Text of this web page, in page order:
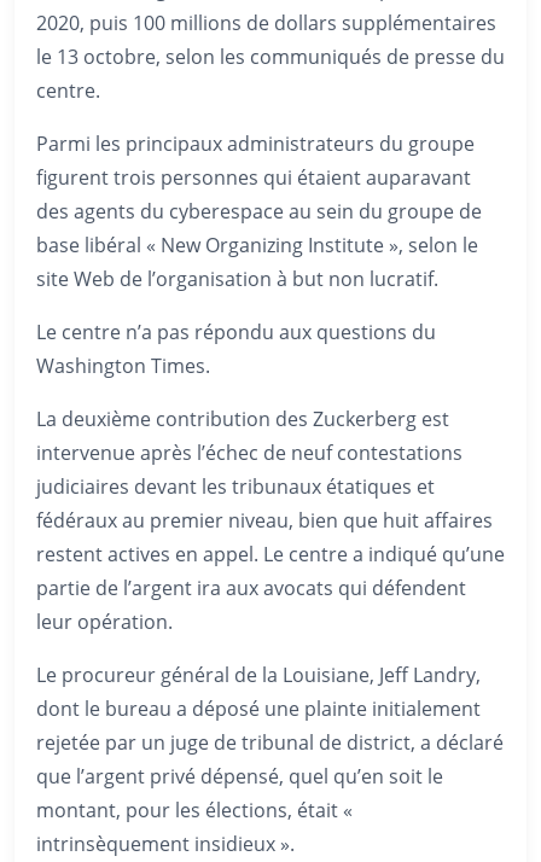
2020, puis 100 millions de dollars supplémentaires
le 13 octobre, selon les communiqués de presse du
centre.
Parmi les principaux administrateurs du groupe
figurent trois personnes qui étaient auparavant
des agents du cyberespace au sein du groupe de
base libéral « New Organizing Institute », selon le
site Web de l’organisation à but non lucratif.
Le centre n’a pas répondu aux questions du
Washington Times.
La deuxième contribution des Zuckerberg est
intervenue après l’échec de neuf contestations
judiciaires devant les tribunaux étatiques et
fédéraux au premier niveau, bien que huit affaires
restent actives en appel. Le centre a indiqué qu’une
partie de l’argent ira aux avocats qui défendent
leur opération.
Le procureur général de la Louisiane, Jeff Landry,
dont le bureau a déposé une plainte initialement
rejetée par un juge de tribunal de district, a déclaré
que l’argent privé dépensé, quel qu’en soit le
montant, pour les élections, était «
intrinsèquement insidieux ».